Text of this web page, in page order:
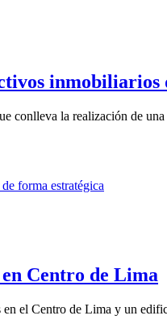
inmobiliarios
conlleva la realización de
Centro de Lima
el Centro de Lima y un